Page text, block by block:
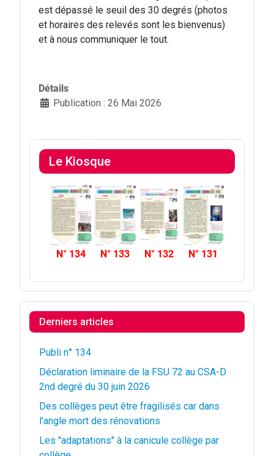
est dépassé le seuil des 30 degrés (photos
et horaires des relevés sont les bienvenus)
et à nous communiquer le tout.
Détails
Publication : 26 Mai 2026
Le Kiosque
N° 134 N° 133 N° 132 N° 131
Derniers articles
Publi n° 134
Déclaration liminaire de la FSU 72 au CSA-D
2nd degré du 30 juin 2026
Des collèges peut être fragilisés car dans
l'angle mort des rénovations
Les "adaptations" à la canicule collège par